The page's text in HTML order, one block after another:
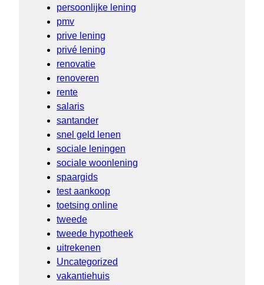
persoonlijke lening
pmv
prive lening
privé lening
renovatie
renoveren
rente
salaris
santander
snel geld lenen
sociale leningen
sociale woonlening
spaargids
test aankoop
toetsing online
tweede
tweede hypotheek
uitrekenen
Uncategorized
vakantiehuis